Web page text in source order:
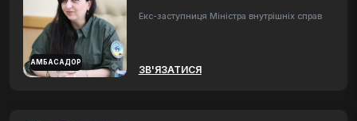
АМБАСАДОР
Екс-заступниця Міністра внутрішніх справ
ЗВ'ЯЗАТИСЯ